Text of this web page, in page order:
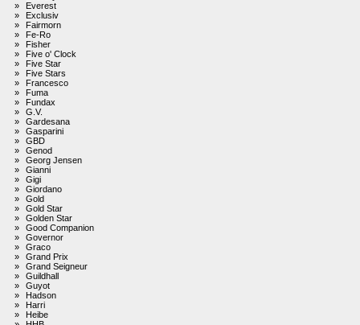
»
Everest
»
Exclusiv
»
Fairmorn
»
Fe-Ro
»
Fisher
»
Five o' Clock
»
Five Star
»
Five Stars
»
Francesco
»
Fuma
»
Fundax
»
G.V.
»
Gardesana
»
Gasparini
»
GBD
»
Genod
»
Georg Jensen
»
Gianni
»
Gigi
»
Giordano
»
Gold
»
Gold Star
»
Golden Star
»
Good Companion
»
Governor
»
Graco
»
Grand Prix
»
Grand Seigneur
»
Guildhall
»
Guyot
»
Hadson
»
Harri
»
Heibe